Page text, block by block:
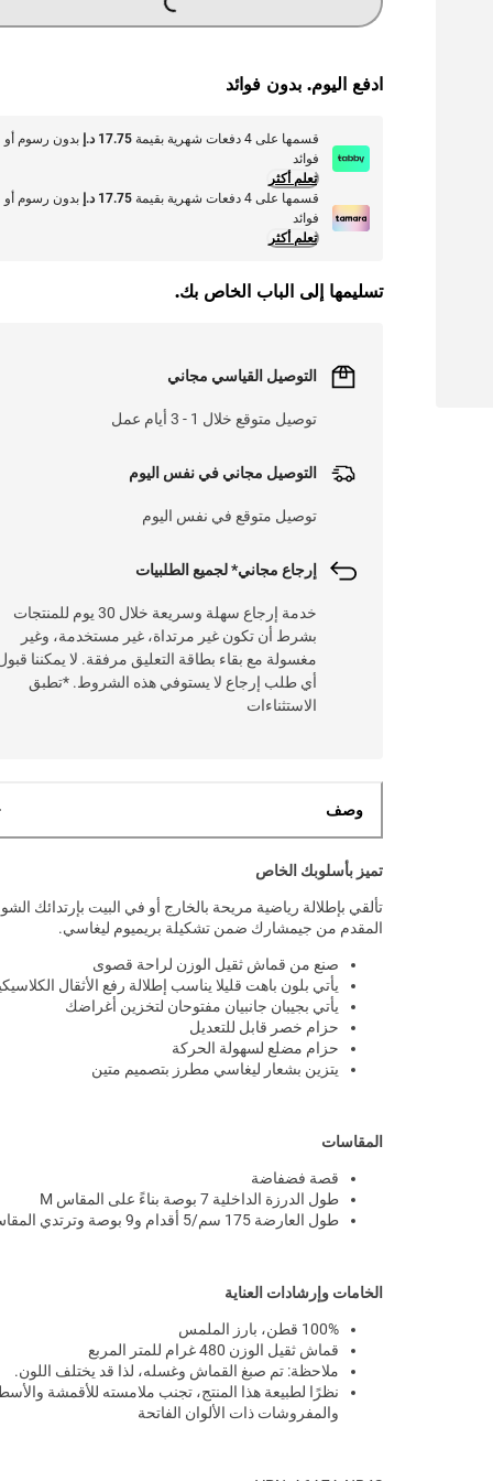
ادفع اليوم. بدون فوائد
قسمها على 4 دفعات شهرية بقيمة 17.75 د.إ
بدون رسوم أو
فوائد
تعلم أكثر
قسمها على 4 دفعات شهرية بقيمة
17.75 د.إ
بدون رسوم أو
فوائد
تعلم أكثر
تسليمها إلى الباب الخاص بك.
التوصيل القياسي مجاني
توصيل متوقع خلال 1 - 3 أيام عمل
التوصيل مجاني في نفس اليوم
توصيل متوقع في نفس اليوم
إرجاع مجاني* لجميع الطلبيات
خدمة إرجاع سهلة وسريعة خلال 30 يوم للمنتجات
بشرط أن تكون غير مرتداة، غير مستخدمة، وغير
مغسولة مع بقاء بطاقة التعليق مرفقة. لا يمكننا
أي طلب إرجاع لا يستوفي هذه الشروط. *تطبق
الاستثناءات
وصف
تميز بأسلوبك الخاص
تألقي بإطلالة رياضية مريحة بالخارج أو في البيت بإرتدائك
المقدم من جيمشارك ضمن تشكيلة بريميوم ليغاسي.
صنع من قماش ثقيل الوزن لراحة قصوى
يأتي بلون باهت قليلا يناسب إطلالة رفع الأثقال
يأتي بجيبان جانبيان مفتوحان لتخزين أغراضك
حزام خصر قابل للتعديل
حزام مضلع لسهولة الحركة
يتزين بشعار ليغاسي مطرز بتصميم متين
المقاسات
قصة فضفاضة
طول الدرزة الداخلية 7 بوصة بناءً على المقاس M
طول العارضة 175 سم/5 أقدام و9 بوصة وترتدي المقاس M
الخامات وإرشادات العناية
100% قطن، بارز الملمس
قماش ثقيل الوزن 480 غرام للمتر المربع
ملاحظة: تم صبغ القماش وغسله، لذا قد يختلف اللون.
نظرًا لطبيعة هذا المنتج، تجنب ملامسته للأقمشة
والمفروشات ذات الألوان الفاتحة